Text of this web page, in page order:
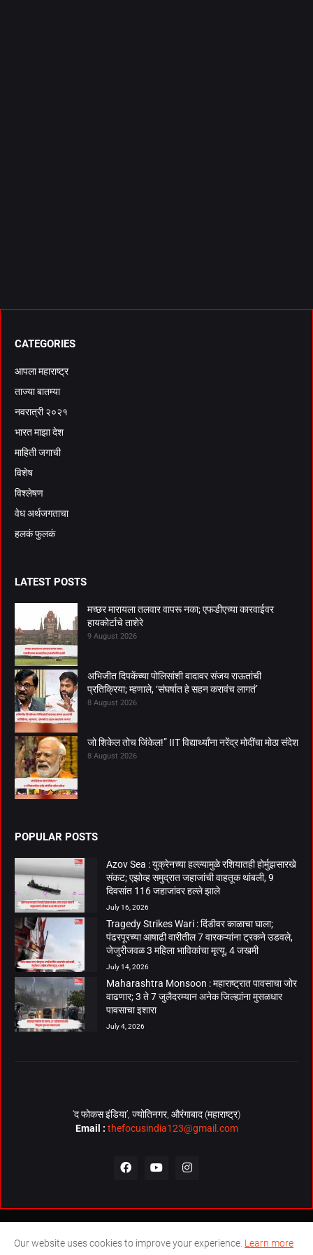
CATEGORIES
आपला महाराष्ट्र
ताज्या बातम्या
नवरात्री २०२१
भारत माझा देश
माहिती जगाची
विशेष
विश्लेषण
वेध अर्थजगताचा
हलकं फुलकं
LATEST POSTS
मच्छर मारायला तलवार वापरू नका; एफडीएच्या कारवाईवर
हायकोर्टाचे ताशेरे
9 August 2026
अभिजीत दिपकेंच्या पोलिसांशी वादावर संजय राऊतांची
प्रतिक्रिया; म्हणाले, ‘संघर्षात हे सहन करावंच लागतं’
8 August 2026
जो शिकेल तोच जिंकेल!” IIT विद्यार्थ्यांना नरेंद्र मोदींचा मोठा संदेश
8 August 2026
POPULAR POSTS
Azov Sea : युक्रेनच्या हल्ल्यामुळे रशियातही होर्मुझसारखे
संकट; एझोव्ह समुद्रात जहाजांची वाहतूक थांबली, 9
दिवसांत 116 जहाजांवर हल्ले झाले
July 16, 2026
Tragedy Strikes Wari : दिंडीवर काळाचा घाला;
पंढरपूरच्या आषाढी वारीतील 7 वारकऱ्यांना ट्रकने उडवले,
जेजुरीजवळ 3 महिला भाविकांचा मृत्यू, 4 जखमी
July 14, 2026
Maharashtra Monsoon : महाराष्ट्रात पावसाचा जोर
वाढणार; 3 ते 7 जुलैदरम्यान अनेक जिल्ह्यांना मुसळधार
पावसाचा इशारा
July 4, 2026
‘द फोकस इंडिया’, ज्योतिनगर, औरंगाबाद (महाराष्ट्र)
Email : thefocusindia123@gmail.com
About Us Contact Us The Focus India Policy
Our website uses cookies to improve your experience. Learn more